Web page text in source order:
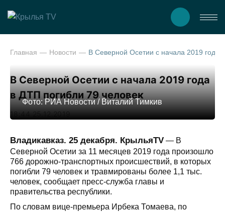
Главная Новости
В Северной Осетии с начала 2019 года
в ДТП погибли 79 человек
18:44 25.12.2019
Фото: РИА Новости / Виталий Тимкив
Владикавказ. 25 декабря. КрыльяTV — В
Северной Осетии за 11 месяцев 2019 года произошло
766 дорожно-транспортных происшествий, в которых
погибли 79 человек и травмированы более 1,1 тыс.
человек, сообщает пресс-служба главы и
правительства республики.
По словам вице-премьера Ирбека Томаева, по